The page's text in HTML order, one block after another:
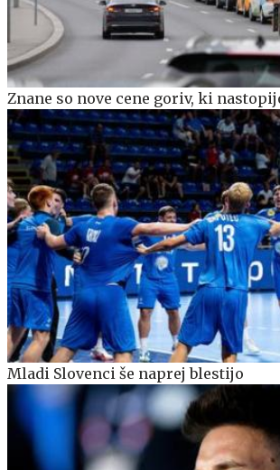
Znane so nove cene goriv, ki
Mladi Slovenci še naprej blestijo